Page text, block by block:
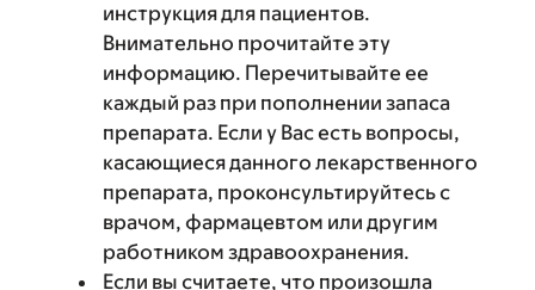
инструкция для пациентов.
Внимательно прочитайте эту
информацию. Перечитывайте ее
каждый раз при пополнении запаса
препарата. Если у Вас есть вопросы,
касающиеся данного лекарственного
препарата, проконсультируйтесь с
врачом, фармацевтом или другим
работником здравоохранения.
Если вы считаете, что произошла